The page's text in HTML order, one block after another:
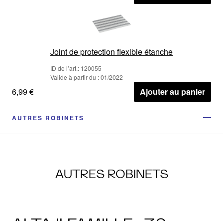
Joint de protection flexible étanche
ID de l’art.: 120055
Valide à partir du : 01/2022
6,99 € Ajouter au panier
AUTRES ROBINETS
AUTRES ROBINETS